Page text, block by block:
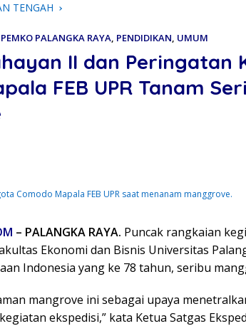
TENGAH
PEMKO PALANGKA RAYA, PENDIDIKAN, UMUM
II dan Peringatan
FEB UPR Tanam
Comodo Mapala FEB UPR saat menanam manggrove.
– PALANGKA RAYA. Puncak rangkaian
Ekonomi dan Bisnis Universitas
Indonesia yang ke 78 tahun, seribu
mangrove ini sebagai upaya
ekspedisi,” kata Ketua Satgas